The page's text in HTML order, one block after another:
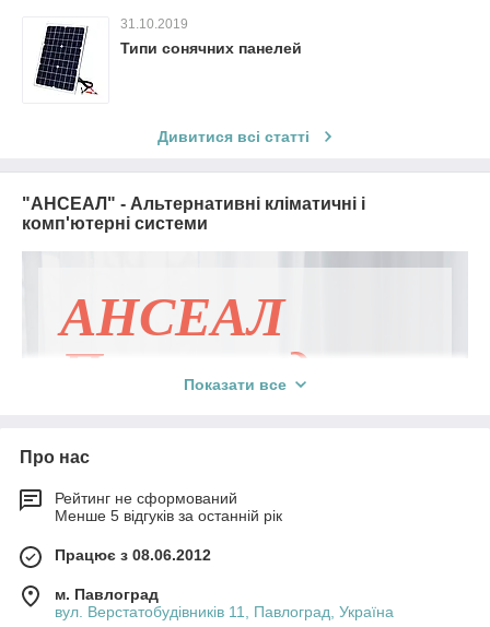
31.10.2019
Типи сонячних панелей
Дивитися всі статті
"АНСЕАЛ" - Альтернативні кліматичні і
комп'ютерні системи
АНСЕАЛ
Павлоград
мікроклімат з оптимальними параметрами?
Павлоград! Наше завдання – створити для
вас комфортний температурний режим,
сприятливий для життя і роботи!
Показати все
Про нас
Рейтинг не сформований
Менше 5 відгуків за останній рік
Працює з 08.06.2012
м. Павлоград
вул. Верстатобудівників 11, Павлоград, Україна